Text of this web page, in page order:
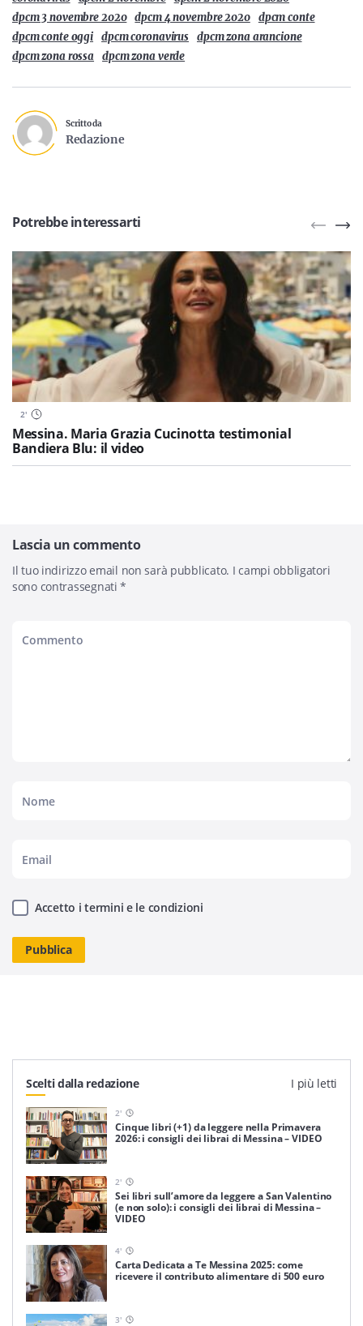
dpcm 3 novembre 2020 dpcm 4 novembre 2020 dpcm conte
dpcm conte oggi dpcm coronavirus dpcm zona arancione
dpcm zona rossa dpcm zona verde
Scritto da
Redazione
Potrebbe interessarti
2'
Messina. Maria Grazia Cucinotta testimonial
Bandiera Blu: il video
Lascia un commento
Il tuo indirizzo email non sarà pubblicato. I campi obbligatori
sono contrassegnati*
Accetto i termini e le condizioni
Scelti dalla redazione I più letti
2'
Cinque libri (+1) da leggere nella Primavera
2026: i consigli dei librai di Messina – VIDEO
2'
Sei libri sull’amore da leggere a San Valentino
(e non solo): i consigli dei librai di Messina –
VIDEO
4'
Carta Dedicata a Te Messina 2025: come
ricevere il contributo alimentare di 500 euro
3'